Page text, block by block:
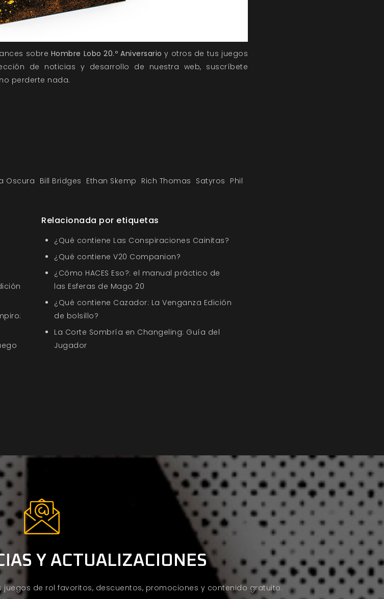
sobre Hombre Lobo 20.º Aniversario y otros de tus juegos
de noticias y desarrollo de nuestra web, suscríbete
perderte nada.
Oscura Bill Bridges Ethan Skemp Rich Thomas Satyros Phil
Relacionada por etiquetas
¿Qué contiene Las Conspiraciones Cainitas?
¿Qué contiene V20 Companion?
¿Cómo HACES Eso?: el manual práctico de
las Esferas de Mago 20
¿Qué contiene Cazador: La Venganza Edición
de bolsillo?
La Corte Sombría en Changeling: Guía del
Jugador
Y ACTUALIZACIONES
de rol favoritos, descuentos, promociones y contenido gratuito.